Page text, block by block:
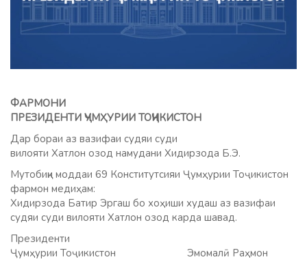
ФАРМОНИ
ПРЕЗИДЕНТИ ҶУМҲУРИИ ТОҶИКИСТОН
Дар бораи аз вазифаи судяи суди
вилояти Хатлон озод намудани Хидирзода Б.Э.
Мутобиқи моддаи 69 Конститутсияи Ҷумҳурии Тоҷикистон
фармон медиҳам:
Хидирзода Батир Эргаш бо хоҳиши худаш аз вазифаи
судяи суди вилояти Хатлон озод карда шавад.
Президенти
Ҷумҳурии Тоҷикистон Эмомалӣ Раҳмон